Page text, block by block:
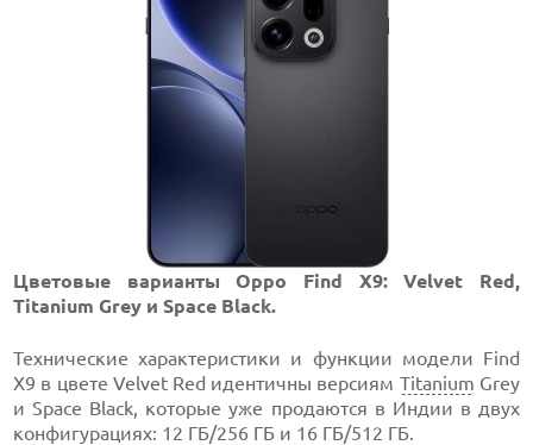
Цветовые варианты Oppo Find X9: Velvet Red,
Titanium Grey и Space Black.
Технические характеристики и функции модели Find
X9 в цвете Velvet Red идентичны версиям Titanium Grey
и Space Black, которые уже продаются в Индии в двух
конфигурациях: 12 ГБ/256 ГБ и 16 ГБ/512 ГБ.